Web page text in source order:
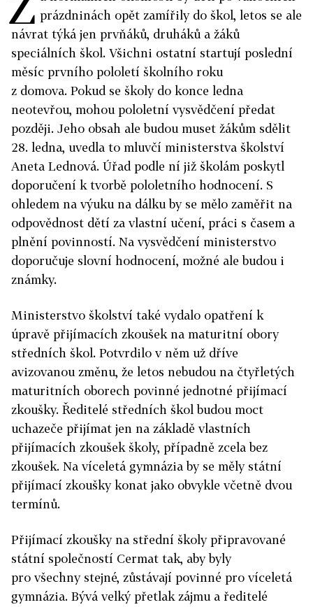
prázdninách opět zamířily do škol, letos se ale
návrat týká jen prvňáků, druháků a žáků
speciálních škol. Všichni ostatní startují poslední
měsíc prvního pololetí školního roku
z domova. Pokud se školy do konce ledna
neotevřou, mohou pololetní vysvědčení předat
později. Jeho obsah ale budou muset žákům sdělit
28. ledna, uvedla to mluvčí ministerstva školství
Aneta Lednová. Úřad podle ní již školám poskytl
doporučení k tvorbě pololetního hodnocení. S
ohledem na výuku na dálku by se mělo zaměřit na
odpovědnost dětí za vlastní učení, práci s časem a
plnění povinností. Na vysvědčení ministerstvo
doporučuje slovní hodnocení, možné ale budou i
známky.
Ministerstvo školství také vydalo opatření k
úpravě přijímacích zkoušek na maturitní obory
středních škol. Potvrdilo v něm už dříve
avizovanou změnu, že letos nebudou na čtyřletých
maturitních oborech povinné jednotné přijímací
zkoušky. Ředitelé středních škol budou moct
uchazeče přijímat jen na základě vlastních
přijímacích zkoušek školy, případně zcela bez
zkoušek. Na víceletá gymnázia by se měly státní
přijímací zkoušky konat jako obvykle včetně dvou
termínů.
Přijímací zkoušky na střední školy připravované
státní společností Cermat tak, aby byly
pro všechny stejné, zůstávají povinné pro víceletá
gymnázia. Bývá velký přetlak zájmu a ředitelé